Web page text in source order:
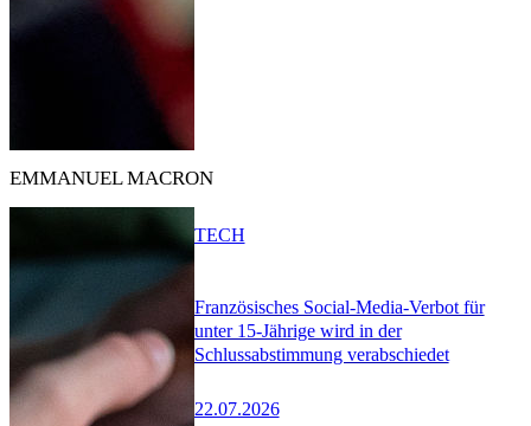
EMMANUEL MACRON
Französisches Social-Media-Verbot für
unter 15-Jährige wird in der
Schlussabstimmung verabschiedet
22.07.2026
TECH